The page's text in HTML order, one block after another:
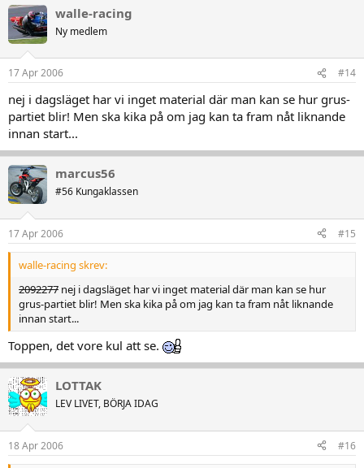
walle-racing
Ny medlem
17 Apr 2006 #14
nej i dagsläget har vi inget material där man kan se hur grus-
partiet blir! Men ska kika på om jag kan ta fram nåt liknande
innan start...
marcus56
#56 Kungaklassen
17 Apr 2006 #15
walle-racing skrev:
2092277 nej i dagsläget har vi inget material där man kan se hur
grus-partiet blir! Men ska kika på om jag kan ta fram nåt liknande
innan start...
Toppen, det vore kul att se.
LOTTAK
LEV LIVET, BÖRJA IDAG
18 Apr 2006 #16